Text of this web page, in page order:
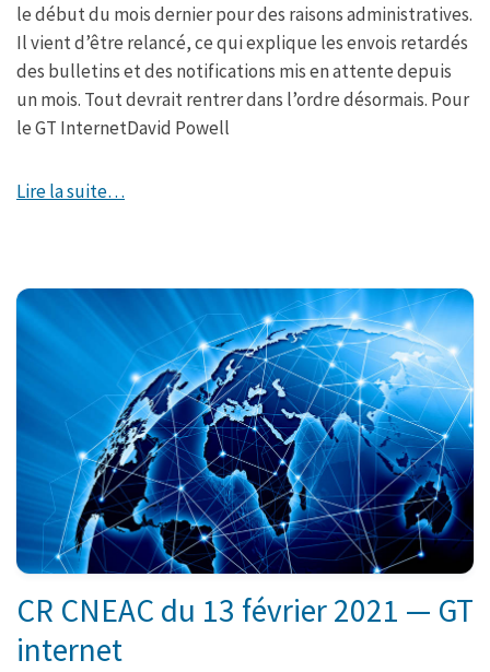
le début du mois dernier pour des raisons administratives.
Il vient d’être relancé, ce qui explique les envois retardés
des bulletins et des notifications mis en attente depuis
un mois. Tout devrait rentrer dans l’ordre désormais. Pour
le GT InternetDavid Powell
Lire la suite…
CR CNEAC du 13 février 2021 — GT
internet